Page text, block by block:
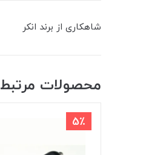
شاهکاری از برند انکر
محصولات مرتبط
5٪